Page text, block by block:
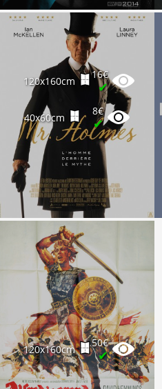
120x160cm
16€
✔
40x60cm
8€
✔
120x160cm
50€
✔